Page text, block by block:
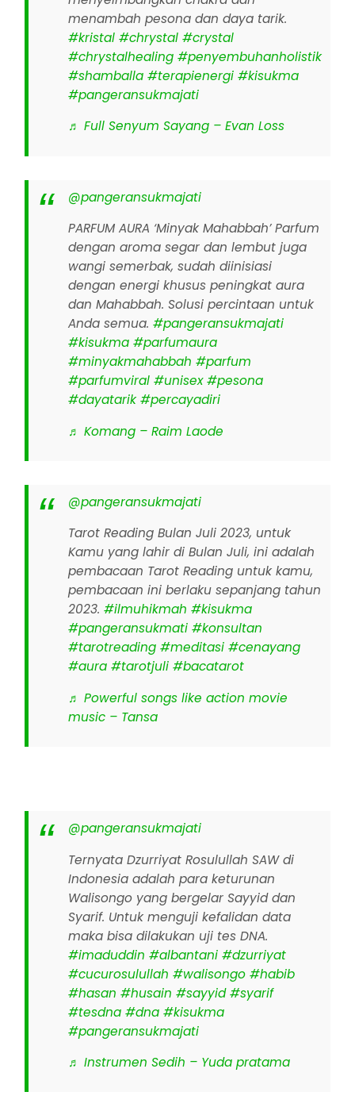
menambah pesona dan daya tarik.
#kristal #chrystal #crystal
#chrystalhealing #penyembuhanholistik
#shamballa #terapienergi #kisukma
#pangeransukmajati
♬ Full Senyum Sayang – Evan Loss
@pangeransukmajati
PARFUM AURA ‘Minyak Mahabbah’ Parfum
dengan aroma segar dan lembut juga
wangi semerbak, sudah diinisiasi
dengan energi khusus peningkat aura
dan Mahabbah. Solusi percintaan untuk
Anda semua.#pangeransukmajati
#kisukma #parfumaura
#minyakmahabbah #parfum
#parfumviral #unisex #pesona
#dayatarik #percayadiri
♬ Komang – Raim Laode
@pangeransukmajati
Tarot Reading Bulan Juli 2023, untuk
Kamu yang lahir di Bulan Juli, ini adalah
pembacaan Tarot Reading untuk kamu,
pembacaan ini berlaku sepanjang tahun
2023.#ilmuhikmah #kisukma
#pangeransukmati #konsultan
#tarotreading #meditasi #cenayang
#aura #tarotjuli #bacatarot
♬ Powerful songs like action movie
music – Tansa
@pangeransukmajati
Ternyata Dzurriyat Rosulullah SAW di
Indonesia adalah para keturunan
Walisongo yang bergelar Sayyid dan
Syarif. Untuk menguji kefalidan data
maka bisa dilakukan uji tes DNA.
#imaduddin #albantani #dzurriyat
#cucurosulullah #walisongo #habib
#hasan #husain #sayyid #syarif
#tesdna #dna #kisukma
#pangeransukmajati
♬ Instrumen Sedih – Yuda pratama